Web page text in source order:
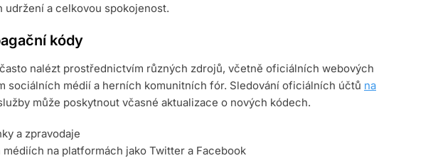
a celkovou spokojenost.
kódy
nalézt prostřednictvím různých zdrojů, včetně oficiálních webových
sociálních médií a herních komunitních fór. Sledování oficiálních účtů na
může poskytnout včasné aktualizace o nových kódech.
a zpravodaje
na platformách jako Twitter a Facebook